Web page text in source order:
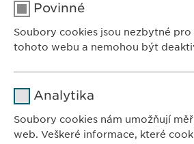
102 00 Praha
Česká
Povinné
Soubory cookies jsou nezbytné
tohoto webu a nemohou být
Analytika
Soubory cookies nám umožňují
web. Veškeré informace, které